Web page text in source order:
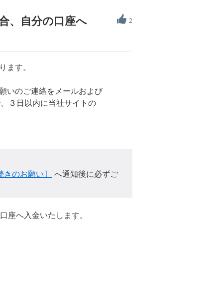
2
、自分の口座へ
ます。
いのご連絡をメールおよび
３日以内に当社サイトの
のお願い〕
へ通知後に必ずご
座へ入金いたします。